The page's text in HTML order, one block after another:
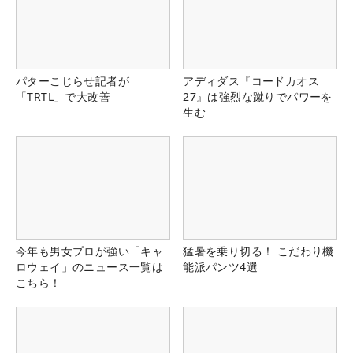
パターこじらせ記者が
「TRTL」で大改善
アディダス『コードカオス
27』は強烈な蹴りでパワーを
生む
今年も男女プロが強い「キャ
ロウェイ」のニュース一覧は
こちら！
猛暑を乗り切る！ こだわり機
能派パンツ4選